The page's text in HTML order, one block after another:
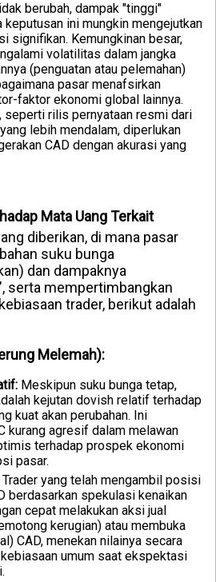
berubah, dampak "tinggi"
ini mungkin mengejutkan
signifikan. Kemungkinan besar,
volatilitas dalam jangka
(penguatan atau pelemahan)
pasar menafsirkan
faktor ekonomi global lainnya.
seperti rilis pernyataan resmi dari
lebih mendalam, diperlukan
CAD dengan akurasi yang
Mata Uang Terkait
diberikan, di mana pasar
suku bunga
dan dampaknya
serta mempertimbangkan
trader, berikut adalah
Melemah):
Meskipun suku bunga tetap,
kejutan dovish relatif terhadap
kuat akan perubahan. Ini
kurang agresif dalam melawan
terhadap prospek ekonomi
pasar.
Trader yang telah mengambil posisi
berdasarkan spekulasi kenaikan
cepat melakukan aksi jual
kerugian) atau membuka
CAD, menekan nilainya secara
umum saat ekspektasi